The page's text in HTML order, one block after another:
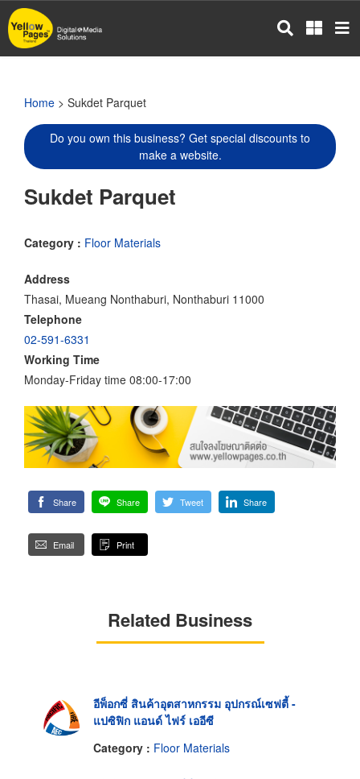
Skip
to
main
Home > Sukdet Parquet
Do you own this business? Get special discounts to
make a website.
Sukdet Parquet
Category : Floor Materials
Address
Thasai, Mueang Nonthaburi, Nonthaburi 11000
Telephone
02-591-6331
Working Time
Monday-Friday time 08:00-17:00
Share Share Tweet Share
Email Print
Related Business
อีพ็อกซี่ สินค้าอุตสาหกรรม อุปกรณ์เซฟตี้ -
แปซิฟิก แอนด์ ไฟร์ เออีซี
Category : Floor Materials